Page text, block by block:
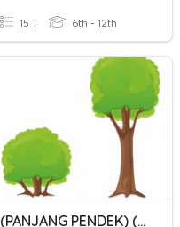
15 T 6th - 12th
(PANJANG PENDEK) (TINGGI RENDAH)